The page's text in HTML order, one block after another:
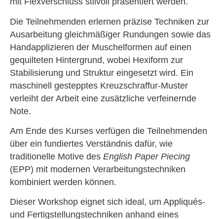
Die Teilnehmenden erlernen präzise Techniken zur
Ausarbeitung gleichmäßiger Rundungen sowie das
Handapplizieren der Muschelformen auf einen
gequilteten Hintergrund, wobei Hexiform zur
Stabilisierung und Struktur eingesetzt wird. Ein
maschinell gestepptes Kreuzschraffur-Muster
verleiht der Arbeit eine zusätzliche verfeinernde
Note.
Am Ende des Kurses verfügen die Teilnehmenden
über ein fundiertes Verständnis dafür, wie
traditionelle Motive des English Paper Piecing
(EPP) mit modernen Verarbeitungstechniken
kombiniert werden können.
Dieser Workshop eignet sich ideal, um Appliqués-
und Fertigstellungstechniken anhand eines